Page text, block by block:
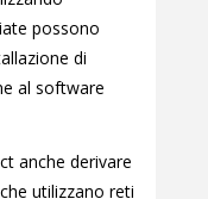
possono
di
al software
anche derivare
utilizzano reti